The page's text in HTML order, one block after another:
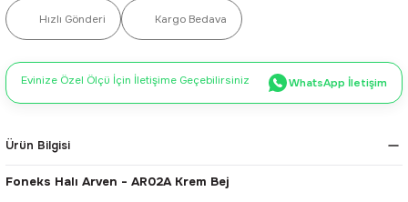
Hızlı Gönderi Kargo Bedava
Evinize Özel Ölçü İçin İletişime Geçebilirsiniz WhatsApp İletişim
Ürün Bilgisi
Foneks Halı Arven - AR02A Krem Bej